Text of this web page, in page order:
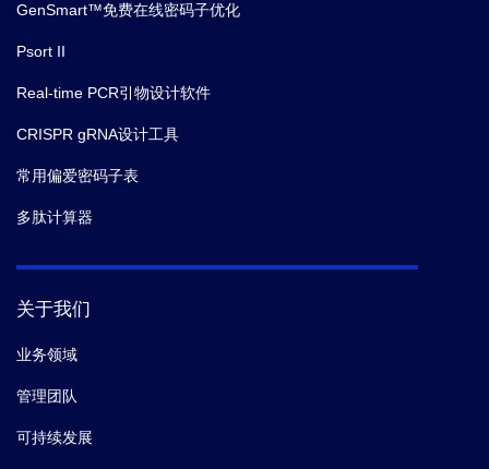
GenSmart™免费在线密码子优化
Psort II
Real-time PCR引物设计软件
CRISPR gRNA设计工具
常用偏爱密码子表
多肽计算器
关于我们
业务领域
管理团队
可持续发展